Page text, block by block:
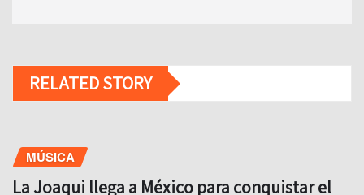
RELATED STORY
MÚSICA
La Joaqui llega a México para conquistar el